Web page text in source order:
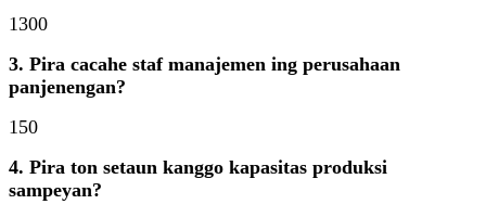
1300
3. Pira cacahe staf manajemen ing perusahaan
panjenengan?
150
4. Pira ton setaun kanggo kapasitas produksi
sampeyan?